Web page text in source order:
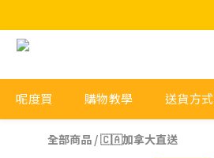
呢度買 購物教學 送貨方式
全部商品 /🇨🇦加拿大直送